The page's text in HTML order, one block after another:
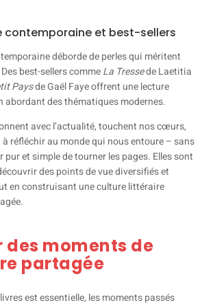
contemporaine et best-sellers
déborde de perles qui méritent
best-sellers commeLa Tressede Laetitia
Paysde Gaël Faye offrent une lecture
abordant des thématiques modernes.
avec l’actualité, touchent nos cœurs,
réfléchir au monde qui nous entoure – sans
pur et simple de tourner les pages. Elles sont
des points de vue diversifiés et
en construisant une culture littéraire
des moments de
partagée
est essentielle, les moments passés